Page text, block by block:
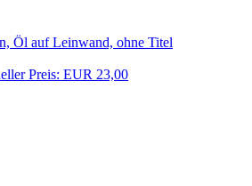
Öl auf Leinwand, ohne Titel
Preis: EUR 23,00